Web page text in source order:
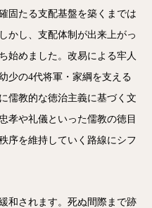
固たる支配基盤を築くまでは
かし、支配体制が出来上がっ
始めました。改易による牢人
少の4代将軍・家綱を支える
儒教的な徳治主義に基づく文
孝や礼儀といった儒教の徳目
序を維持していく路線にシフ
和されます。死ぬ間際まで跡